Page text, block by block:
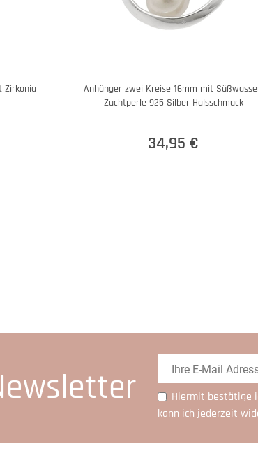
Zirkonia
Anhänger zwei Kreise 16mm mit
Zuchtperle 925 Silber Halsschmuck
34,95 €
Hiermit bestätige
kann ich jederzeit